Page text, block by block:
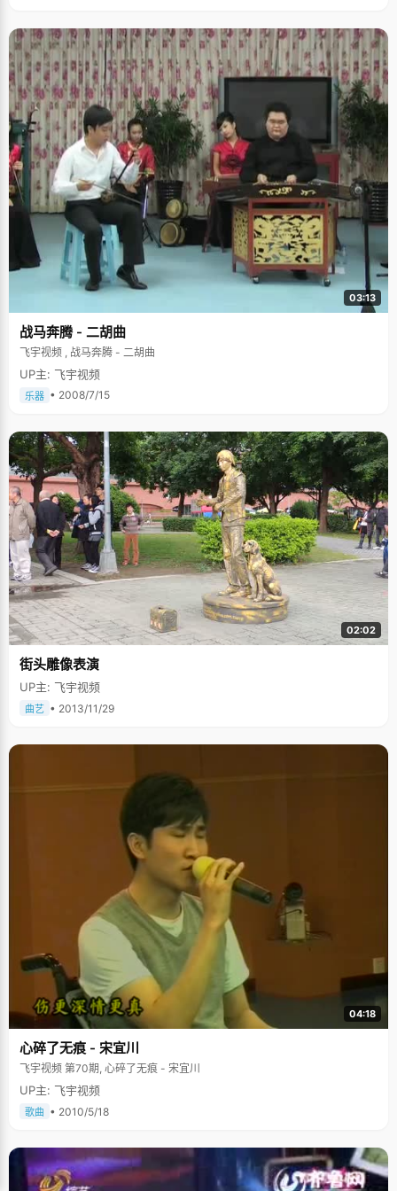
03:13
战马奔腾 - 二胡曲
飞宇视频 , 战马奔腾 - 二胡曲
UP主: 飞宇视频
乐器 • 2008/7/15
02:02
街头雕像表演
UP主: 飞宇视频
曲艺 • 2013/11/29
04:18
心碎了无痕 - 宋宜川
飞宇视频 第70期, 心碎了无痕 - 宋宜川
UP主: 飞宇视频
歌曲 • 2010/5/18